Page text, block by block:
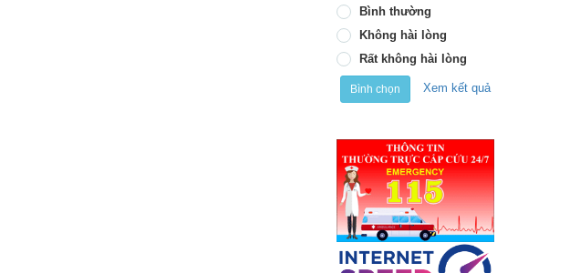
Bình thường
Không hài lòng
Rất không hài lòng
Bình chọn Xem kết quả